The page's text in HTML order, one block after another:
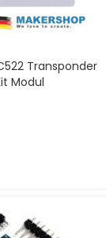
Transponder
Modul